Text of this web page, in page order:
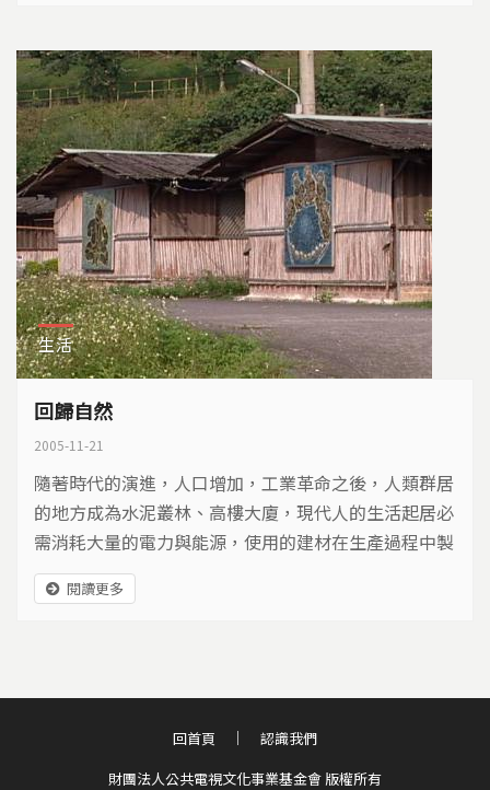
生活
回歸自然
2005-11-21
隨著時代的演進，人口增加，工業革命之後，人類群居
的地方成為水泥叢林、高樓大廈，現代人的生活起居必
需消耗大量的電力與能源，使用的建材在生產過程中製
造大量二氧化碳，建材越來越高科技。直到1970年第
一次能源危機，人們才開始從食衣住行中省思如何省電
閱讀更多
財團法人公共電視文化事業基金會 版權所有
回首頁 認識我們